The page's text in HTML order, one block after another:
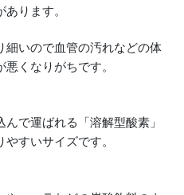
あります。
細いので血管の汚れなどの体
くなりがちです。
で運ばれる「溶解型酸素」
すいサイズです。